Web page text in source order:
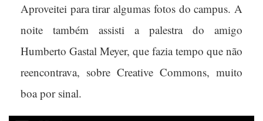
Aproveitei para tirar algumas fotos do campus. A
noite também assisti a palestra do amigo
Humberto Gastal Meyer, que fazia tempo que não
reencontrava, sobre Creative Commons, muito
boa por sinal.